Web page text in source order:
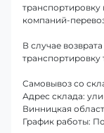
компаний-
В случае
транспортировку
Самовывоз со
Адрес склада:
Винницкая
График работы: